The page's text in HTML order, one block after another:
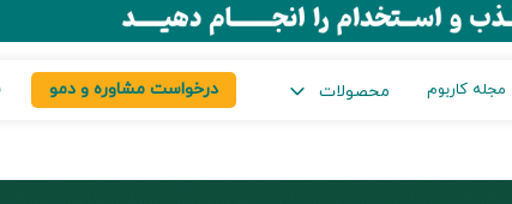
مجله کاربوم محصولات درخواست مشاوره و دمو